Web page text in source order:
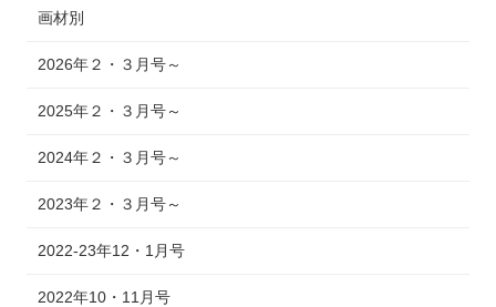
画材別
2026年２・３月号～
2025年２・３月号～
2024年２・３月号～
2023年２・３月号～
2022-23年12・1月号
2022年10・11月号